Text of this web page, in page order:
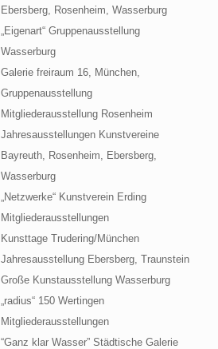
Ebersberg, Rosenheim, Wasserburg
„Eigenart“ Gruppenausstellung
Wasserburg
Galerie freiraum 16, München,
Gruppenausstellung
Mitgliederausstellung Rosenheim
Jahresausstellungen Kunstvereine
Bayreuth, Rosenheim, Ebersberg,
Wasserburg
„Netzwerke“ Kunstverein Erding
Mitgliederausstellungen
Kunsttage Trudering/München
Jahresausstellung Ebersberg, Traunstein
Große Kunstausstellung Wasserburg
„radius“ 150 Wertingen
Mitgliederausstellungen
“Ganz klar Wasser” Städtische Galerie